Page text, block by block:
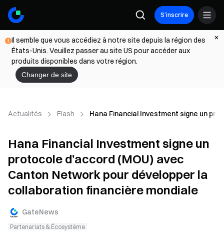
S’inscrire
Il semble que vous accédiez à notre site depuis la région des
États-Unis. Veuillez passer au site US pour accéder aux
produits disponibles dans votre région.
Changer de site
Actualités Flash Hana Financial Investment signe un
Hana Financial Investment signe un
protocole d’accord (MOU) avec
Canton Network pour développer la
collaboration financière mondiale
GateNews
Partenariats & Écosystème